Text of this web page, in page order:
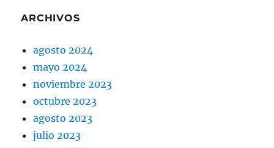
ARCHIVOS
agosto 2024
mayo 2024
noviembre 2023
octubre 2023
agosto 2023
julio 2023